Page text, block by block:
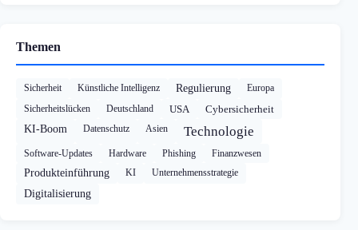
Themen
Sicherheit Künstliche Intelligenz Regulierung
Europa
Sicherheitslücken
Deutschland USA
Cybersicherheit
KI-Boom
Datenschutz Asien Technologie
Software-Updates Hardware Phishing Finanzwesen
Produkteinführung KI Unternehmensstrategie
Digitalisierung